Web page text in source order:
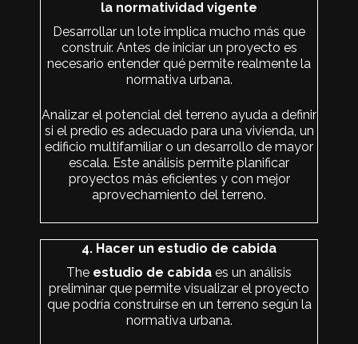
la normatividad vigente
Desarrollar un lote implica mucho más que
construir. Antes de iniciar un proyecto es
necesario entender qué permite realmente la
normativa urbana.
Analizar el potencial del terreno ayuda a definir
si el predio es adecuado para una vivienda, un
edificio multifamiliar o un desarrollo de mayor
escala. Este análisis permite planificar
proyectos más eficientes y con mejor
aprovechamiento del terreno.
4. Hacer un estudio de cabida
The estudio de cabida es un análisis
preliminar que permite visualizar el proyecto
que podría construirse en un terreno según la
normativa urbana.